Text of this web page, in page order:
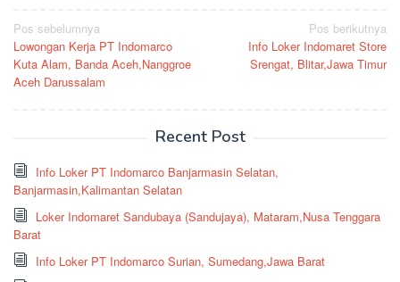
Navigasi
pos
Pos sebelumnya
Lowongan Kerja PT Indomarco
Kuta Alam, Banda Aceh,Nanggroe
Aceh Darussalam
Pos berikutnya
Info Loker Indomaret Store
Srengat, Blitar,Jawa Timur
Recent Post
Info Loker PT Indomarco Banjarmasin Selatan,
Banjarmasin,Kalimantan Selatan
Loker Indomaret Sandubaya (Sandujaya), Mataram,Nusa Tenggara
Barat
Info Loker PT Indomarco Surian, Sumedang,Jawa Barat